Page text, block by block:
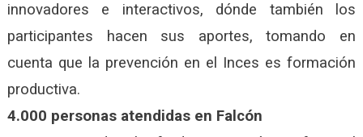
innovadores e interactivos, dónde también los
participantes hacen sus aportes, tomando en
cuenta que la prevención en el Inces es formación
productiva.
4.000 personas atendidas en Falcón